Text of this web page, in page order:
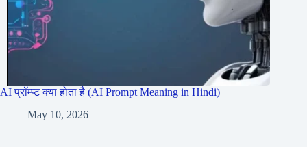
AI प्रॉम्प्ट क्या होता है (AI Prompt Meaning in Hindi)
May 10, 2026